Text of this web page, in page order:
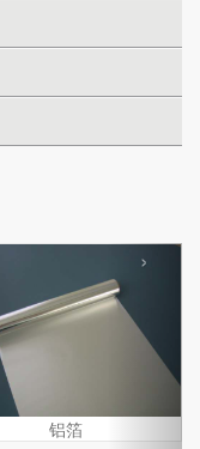
铝箔
›